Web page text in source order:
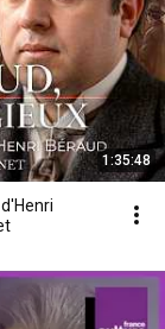
1:35:48